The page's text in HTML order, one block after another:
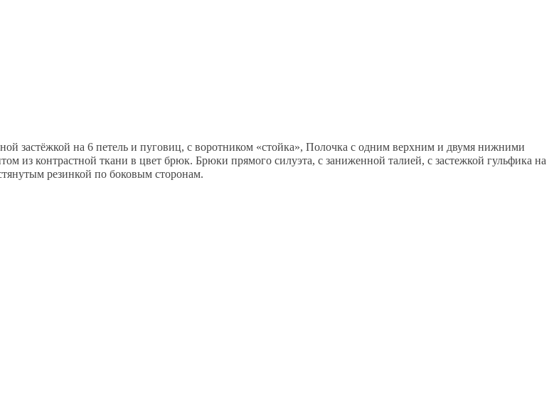
застёжкой на 6 петель и пуговиц, с воротником «стойка», Полочка с одним верхним и двумя нижними
из контрастной ткани в цвет брюк. Брюки прямого силуэта, с заниженной талией, с застежкой гульфика на
резинкой по боковым сторонам.